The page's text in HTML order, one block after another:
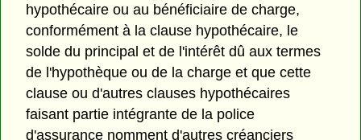
hypothécaire ou au bénéficiaire de charge,
conformément à la clause hypothécaire, le
solde du principal et de l'intérêt dû aux termes
de l'hypothèque ou de la charge et que cette
clause ou d'autres clauses hypothécaires
faisant partie intégrante de la police
d'assurance nomment d'autres créanciers